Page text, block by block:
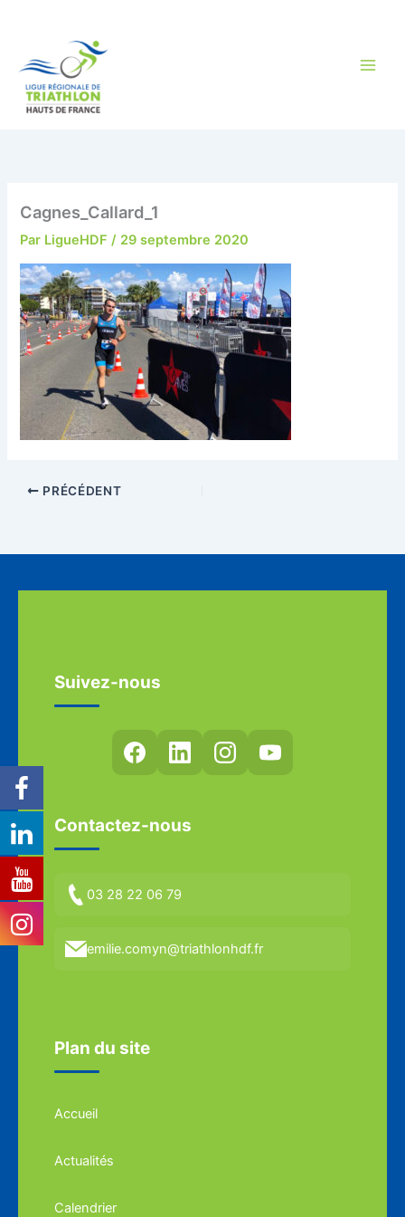
Cagnes_Callard_1
Par LigueHDF/ 29 septembre 2020
PRÉCÉDENT
Suivez-nous
Contactez-nous
03 28 22 06 79
emilie.comyn@triathlonhdf.fr
Plan du site
Accueil
Actualités
Calendrier